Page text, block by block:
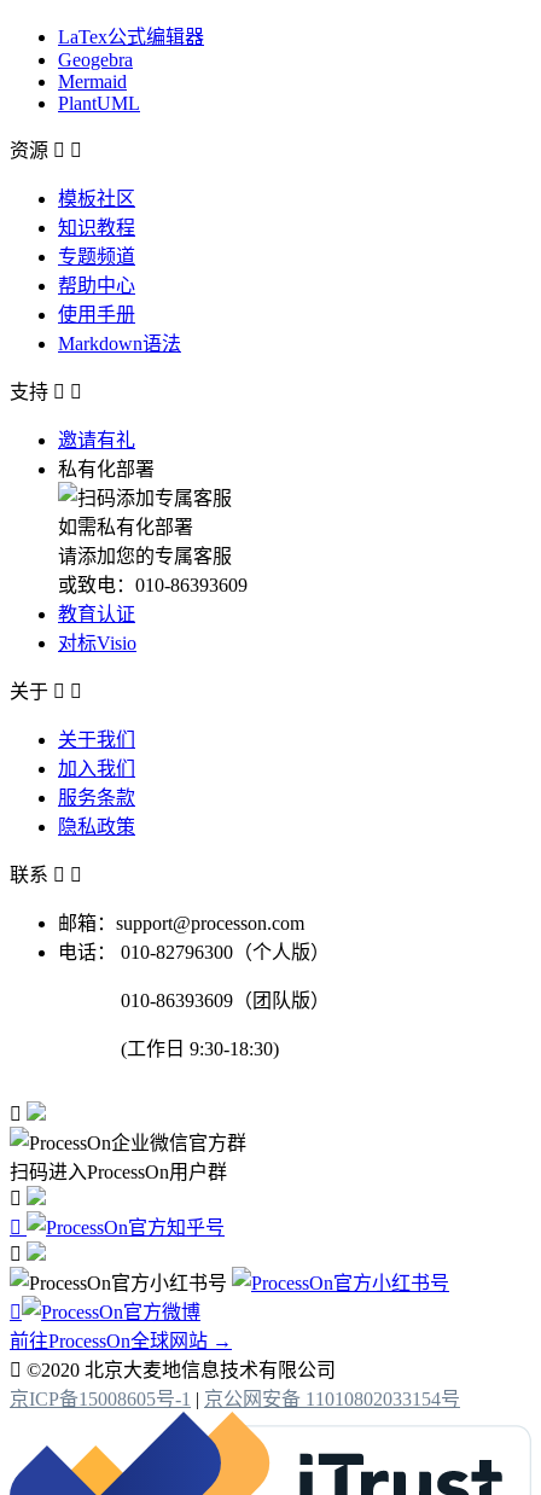
LaTex公式编辑器
Geogebra
Mermaid
PlantUML
资源  
模板社区
知识教程
专题频道
帮助中心
使用手册
Markdown语法
支持  
邀请有礼
私有化部署
如需私有化部署
请添加您的专属客服
或致电：010-86393609
教育认证
对标Visio
关于  
关于我们
加入我们
服务条款
隐私政策
联系  
邮箱：support@processon.com
电话：
010-82796300（个人版）
010-86393609（团队版）
(工作日 9:30-18:30)

扫码进入ProcessOn用户群




前往ProcessOn全球网站 →
 ©2020 北京大麦地信息技术有限公司
京ICP备15008605号-1 | 京公网安备 11010802033154号